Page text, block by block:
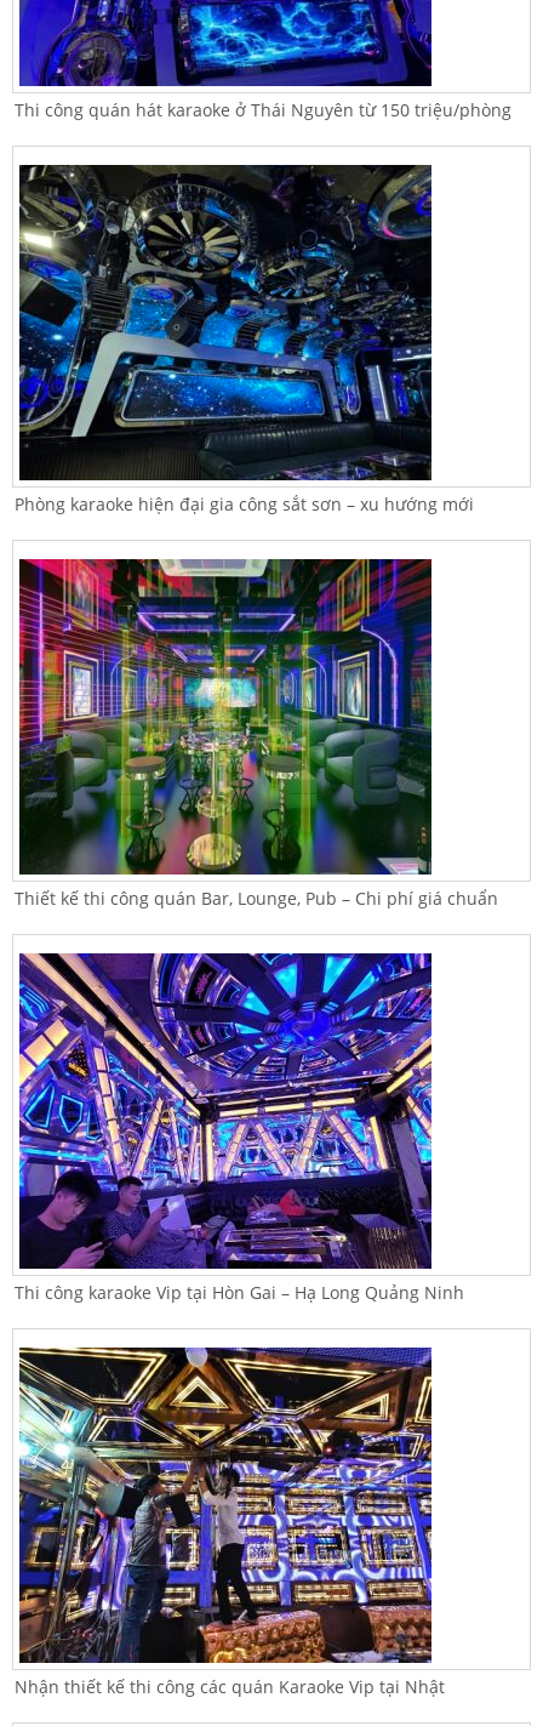
Thi công quán hát karaoke ở Thái Nguyên từ 150 triệu/phòng
Phòng karaoke hiện đại gia công sắt sơn – xu hướng mới
Thiết kế thi công quán Bar, Lounge, Pub – Chi phí giá chuẩn
Thi công karaoke Vip tại Hòn Gai – Hạ Long Quảng Ninh
Nhận thiết kế thi công các quán Karaoke Vip tại Nhật